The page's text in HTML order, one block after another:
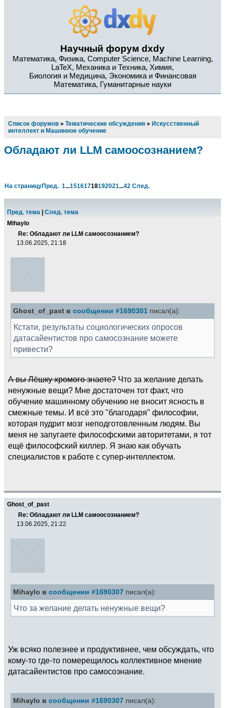
Научный форум dxdy
Математика, Физика, Computer Science, Machine Learning,
LaTeX, Механика и Техника, Химия,
Биология и Медицина, Экономика и Финансовая
Математика, Гуманитарные науки
Список форумов » Тематические обсуждения » Искусственный
интеллект и Машинное обучение
Обладают ли LLM самоосознанием?
На страницуПред. 1...15161718192021...42 След.
Пред. тема
След. тема
Mihaylo
Re: Обладают ли LLM самоосознанием?
13.06.2025, 21:18
Ghost_of_past в сообщении #1690301 писал(а):
Кстати, результаты социологических опросов
датасайентистов про самосознание можете
привести?
А вы Лёшку хромого знаете? Что за желание делать
ненужные вещи? Мне достаточен тот факт, что
обучение машинному обучению не вносит ясность в
смежные темы. И всё это "благодаря" философии,
которая пудрит мозг неподготовленным людям. Вы
меня не запугаете философскими авторитетами, я тот
ещё философский киллер. Я знаю как обучать
специалистов к работе с супер-интеллектом.
Ghost_of_past
Re: Обладают ли LLM самоосознанием?
13.06.2025, 21:22
Mihaylo в сообщении #1690307 писал(а):
Что за желание делать ненужные вещи?
Уж всяко полезнее и продуктивнее, чем обсуждать, что
кому-то где-то померещилось коллективное мнение
датасайентистов про самосознание.
Mihaylo в сообщении #1690307 писал(а):